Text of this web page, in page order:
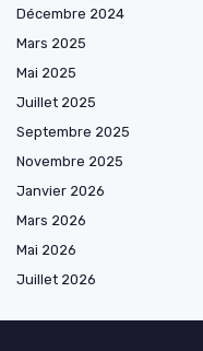
Décembre 2024
Mars 2025
Mai 2025
Juillet 2025
Septembre 2025
Novembre 2025
Janvier 2026
Mars 2026
Mai 2026
Juillet 2026